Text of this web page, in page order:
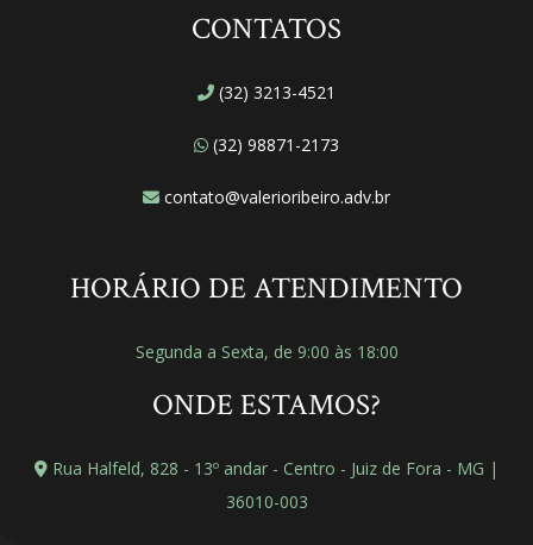
CONTATOS
(32) 3213-4521
(32) 98871-2173
contato@valerioribeiro.adv.br
HORÁRIO DE ATENDIMENTO
Segunda a Sexta, de 9:00 às 18:00
ONDE ESTAMOS?
Rua Halfeld, 828 - 13º andar - Centro - Juiz de Fora - MG |
36010-003